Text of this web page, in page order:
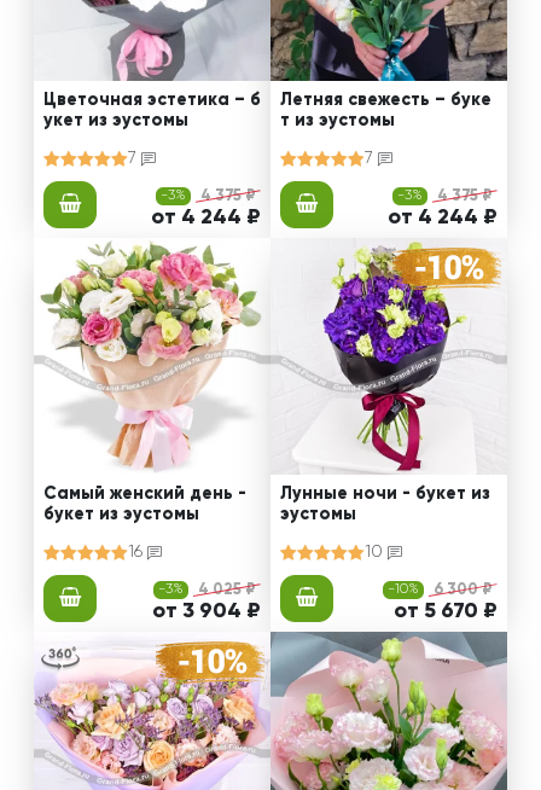
Цветочная эстетика – б
укет из эустомы
7
-3% 4 375 ₽
от 4 244 ₽
Летняя свежесть – буке
т из эустомы
7
-3% 4 375 ₽
от 4 244 ₽
Самый женский день -
букет из эустомы
16
-3% 4 025 ₽
от 3 904 ₽
Лунные ночи - букет из
эустомы
10
-10% 6 300 ₽
от 5 670 ₽